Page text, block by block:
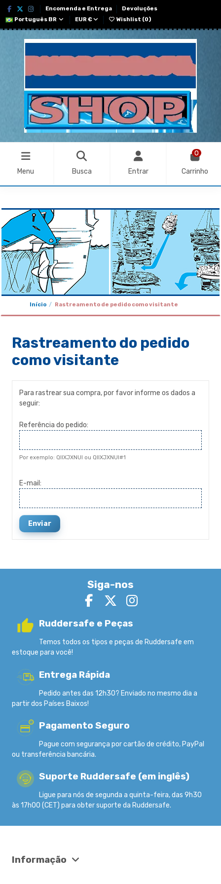
Encomenda e Entrega
Devoluções
Português BR
EUR € Wishlist (0)
Menu Busca Entrar
0
Carrinho
Início Rastreamento de pedido como visitante
Rastreamento do pedido
como visitante
Para rastrear sua compra, por favor informe os dados a
seguir:
Referência do pedido:
Por exemplo: QIIXJXNUI ou QIIXJXNUI#1
E-mail:
Enviar
Siga-nos
Ruddersafe e Peças
Temos todos os tipos e peças de Ruddersafe em
estoque para você!
Entrega Rápida
Pedido antes das 12h30? Enviado no mesmo dia a
partir dos Países Baixos!
Pagamento Seguro
Pague com segurança por cartão de crédito, PayPal
ou transferência bancária.
Suporte Ruddersafe (em inglês)
Ligue para nós de segunda a quinta-feira, das 9h30
às 17h00 (CET) para obter suporte da Ruddersafe.
Informação